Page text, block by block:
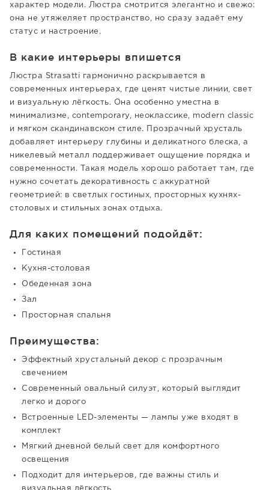
характер модели. Люстра смотрится элегантно и свежо:
она не утяжеляет пространство, но сразу задаёт ему
статус и настроение.
В какие интерьеры впишется
Люстра Strasatti гармонично раскрывается в
современных интерьерах, где ценят чистые линии, свет
и визуальную лёгкость. Она особенно уместна в
минимализме, contemporary, неоклассике, modern classic
и мягком скандинавском стиле. Прозрачный хрусталь
добавляет интерьеру глубины и деликатного блеска, а
никелевый металл поддерживает ощущение порядка и
современности. Такая модель хорошо работает там, где
нужно сочетать декоративность с аккуратной
геометрией: в светлых гостиных, просторных кухнях-
столовых и стильных зонах отдыха.
Для каких помещений подойдёт:
Гостиная
Кухня-столовая
Обеденная зона
Зал
Просторная спальня
Преимущества:
Эффектный хрустальный декор с прозрачным
свечением
Современный овальный силуэт, который выглядит
легко и дорого
Встроенные LED-элементы — лампы уже входят в
комплект
Мягкий дневной белый свет для комфортного
освещения
Подходит для интерьеров, где важны стиль и
визуальная лёгкость